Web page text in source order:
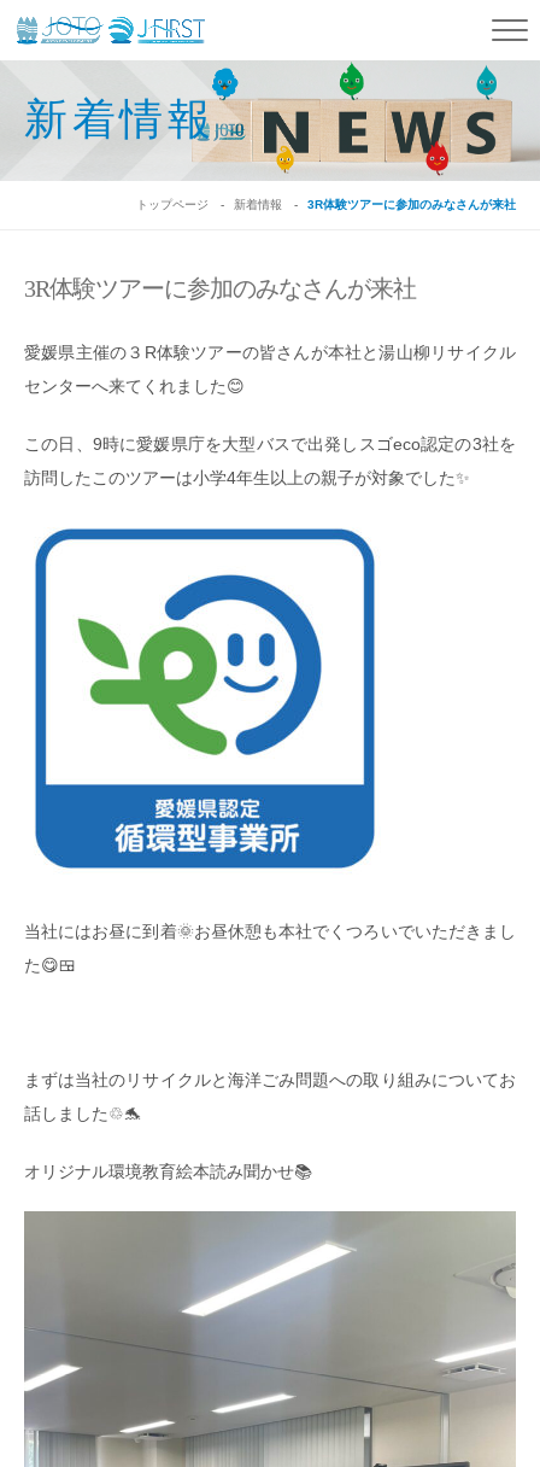
新着情報
トップページ 新着情報 3R体験ツアーに参加のみなさんが来社
3R体験ツアーに参加のみなさんが来社
愛媛県主催の３R体験ツアーの皆さんが本社と湯山柳リサイクル
センターへ来てくれました😊
この日、9時に愛媛県庁を大型バスで出発しスゴeco認定の3社を
訪問したこのツアーは小学4年生以上の親子が対象でした✨
当社にはお昼に到着🌞お昼休憩も本社でくつろいでいただきまし
た😋🍱
まずは当社のリサイクルと海洋ごみ問題への取り組みについてお
話しました♲🐬
オリジナル環境教育絵本読み聞かせ📚